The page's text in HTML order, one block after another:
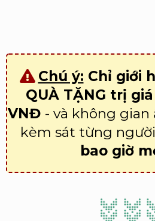
Chú ý: Chỉ giới
QUÀ TẶNG trị
VNĐ - và không
kèm sát từng
bao giờ